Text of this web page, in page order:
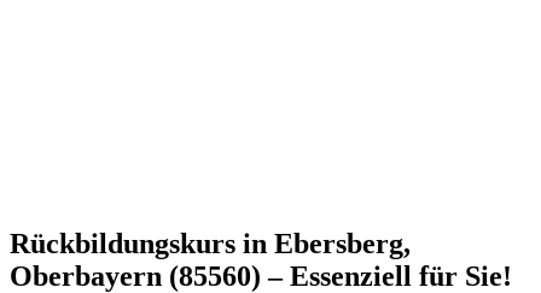
Rückbildungskurs in Ebersberg,
Oberbayern (85560) – Essenziell für Sie!